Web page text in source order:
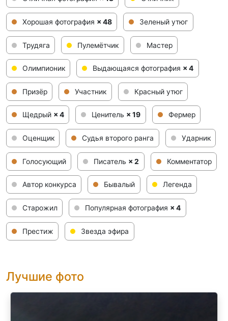
Хорошая фотография × 48 Зеленый утюг
Трудяга Пулемётчик Мастер
Олимпионик Выдающаяся фотография × 4
Призёр Участник Красный утюг
Щедрый × 4 Ценитель × 19 Фермер
Оценщик Судья второго ранга Ударник
Голосующий Писатель × 2 Комментатор
Автор конкурса Бывалый Легенда
Старожил Популярная фотография × 4
Престиж Звезда эфира
Лучшие фото